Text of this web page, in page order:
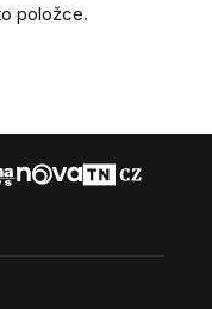
položce.